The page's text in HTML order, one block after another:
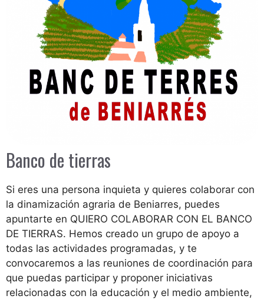
Banco de tierras
Si eres una persona inquieta y quieres colaborar con
la dinamización agraria de Beniarres, puedes
apuntarte en QUIERO COLABORAR CON EL BANCO
DE TIERRAS. Hemos creado un grupo de apoyo a
todas las actividades programadas, y te
convocaremos a las reuniones de coordinación para
que puedas participar y proponer iniciativas
relacionadas con la educación y el medio ambiente,